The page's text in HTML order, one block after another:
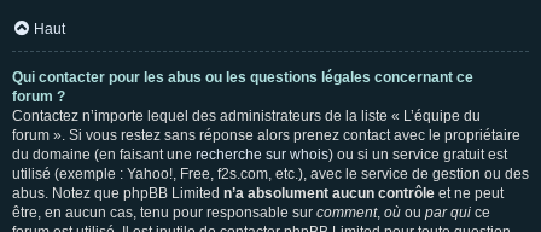
Haut
Qui contacter pour les abus ou les questions légales concernant ce
forum ?
Contactez n’importe lequel des administrateurs de la liste « L’équipe du
forum ». Si vous restez sans réponse alors prenez contact avec le propriétaire
du domaine (en faisant une recherche sur whois) ou si un service gratuit est
utilisé (exemple : Yahoo!, Free, f2s.com, etc.), avec le service de gestion ou des
abus. Notez que phpBB Limited n’a absolument aucun contrôle et ne peut
être, en aucun cas, tenu pour responsable sur comment, où ou par qui ce